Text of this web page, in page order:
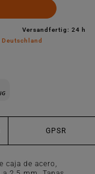
Versandfertig: 24 h
Deutschland
GPSR
caja de acero,